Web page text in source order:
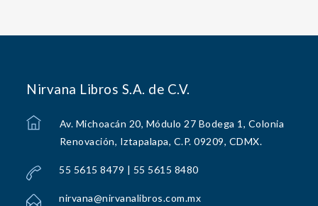
Nirvana Libros S.A. de C.V.
Av. Michoacán 20, Módulo 27 Bodega 1, Colonia
Renovación, Iztapalapa, C.P. 09209, CDMX.
55 5615 8479 | 55 5615 8480
nirvana@nirvanalibros.com.mx